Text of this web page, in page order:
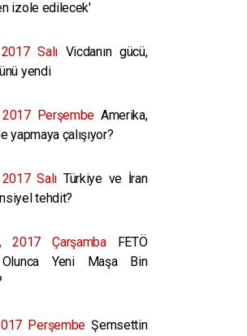
izole edilecek'
SalıVicdanın gücü,
yendi
2017 Perşembe Amerika,
yapmaya çalışıyor?
Salı Türkiye ve İran
tehdit?
2017 ÇarşambaFETÖ
Olunca Yeni Maşa Bin
PerşembeŞemsettin